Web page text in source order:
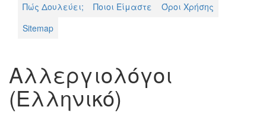
Πώς Δουλεύει;
Ποιοι Είμαστε
Όροι Χρήσης
Sitemap
Αλλεργιολόγοι
(Ελληνικό)